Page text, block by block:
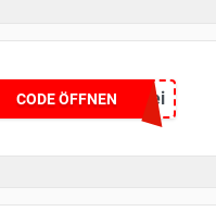
CODE ÖFFNEN
Bei